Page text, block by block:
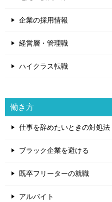
企業の採用情報
経営層・管理職
ハイクラス転職
働き方
仕事を辞めたいときの対処法
ブラック企業を避ける
既卒フリーターの就職
アルバイト